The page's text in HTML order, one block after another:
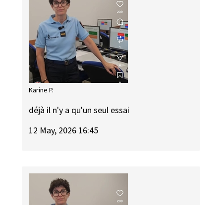
Karine P.
déjà il n'y a qu'un seul essai
12 May, 2026 16:45